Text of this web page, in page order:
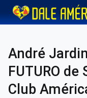
André
FUTURO de
Club